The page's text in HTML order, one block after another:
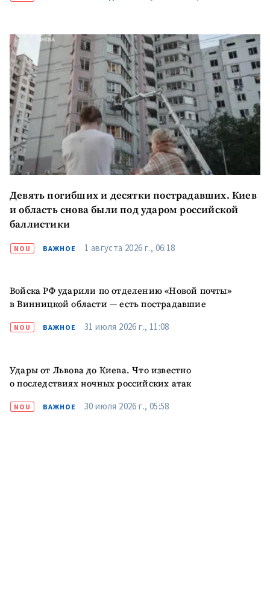
ПОДДЕРЖАТЬ
Девять погибших и десятки пострадавших. Киев
и область снова были под ударом российской
баллистики
NOU ВАЖНОЕ 1 августа 2026 г., 06:18
Войска РФ ударили по отделению «Новой почты»
в Винницкой области — есть пострадавшие
NOU ВАЖНОЕ 31 июля 2026 г., 11:08
Удары от Львова до Киева. Что известно
о последствиях ночных российских атак
NOU ВАЖНОЕ 30 июля 2026 г., 05:58
Анонимный источник
Имя + Моё имя
Электронная почта
+ Мой email
Телефон+ Личный телефон
сполитикой
конфиденциальности.